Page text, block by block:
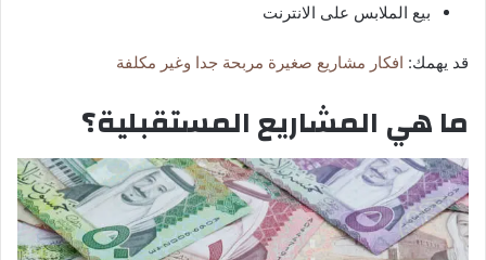
بيع الملابس على الانترنت
قد يهمك: افكار مشاريع صغيرة مربحة جدا وغير مكلفة
ما هي المشاريع المستقبلية؟